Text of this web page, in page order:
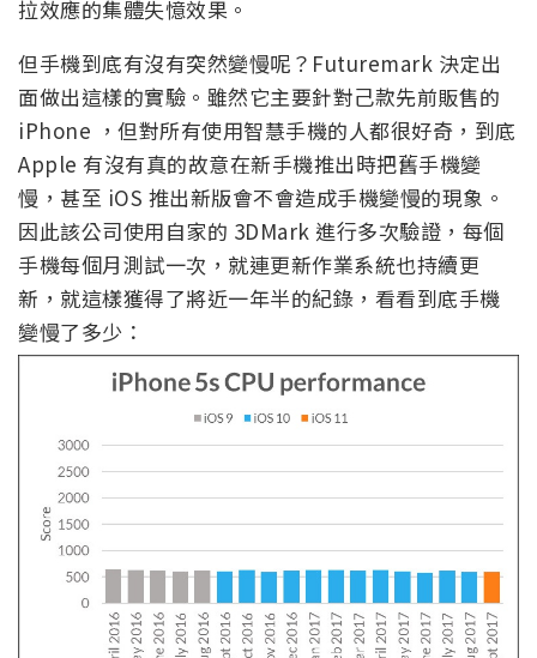
拉效應的集體失憶效果。
但手機到底有沒有突然變慢呢？Futuremark 決定出
面做出這樣的實驗。雖然它主要針對己款先前販售的
iPhone ，但對所有使用智慧手機的人都很好奇，到底
Apple 有沒有真的故意在新手機推出時把舊手機變
慢，甚至 iOS 推出新版會不會造成手機變慢的現象。
因此該公司使用自家的 3DMark 進行多次驗證，每個
手機每個月測試一次，就連更新作業系統也持續更
新，就這樣獲得了將近一年半的紀錄，看看到底手機
變慢了多少：